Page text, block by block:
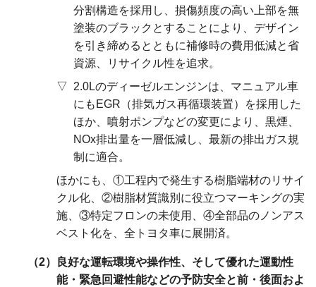
分割構造を採用し、損傷頻度の高い上部を無
塗装のブラックとすることにより、デザイン
を引き締めるとともに補修時の費用低減と省
資源、リサイクル性を追求。
2.0Lのディーゼルエンジンは、マニュアル車
にもEGR（排気ガス再循環装置）を採用した
ほか、噴射ポンプなどの変更により、黒煙、
NOx排出量を一層低減し、最新の排出ガス規
制に適合。
ほかにも、①工程内で発生する樹脂端材のリサイ
クル化、②樹脂材質識別に役立つマーキングの実
施、③特定フロンの未使用、④全部品のノンアス
ベスト化を、全トヨタ車に展開済。
良好な運転環境や操作性、そして優れた運動性
能・緊急回避性能などの予防安全と前・後面およ